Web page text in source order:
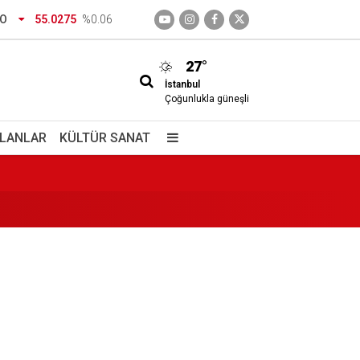
55.0275 %0.06
27°
İstanbul
Çoğunlukla güneşli
KÜLTÜR SANAT